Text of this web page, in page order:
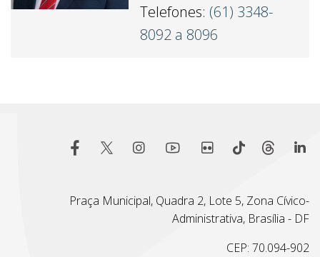
Telefones: (61) 3348-
8092 a 8096
Praça Municipal, Quadra 2, Lote 5, Zona Cívico-
Administrativa, Brasília - DF
CEP: 70.094-902